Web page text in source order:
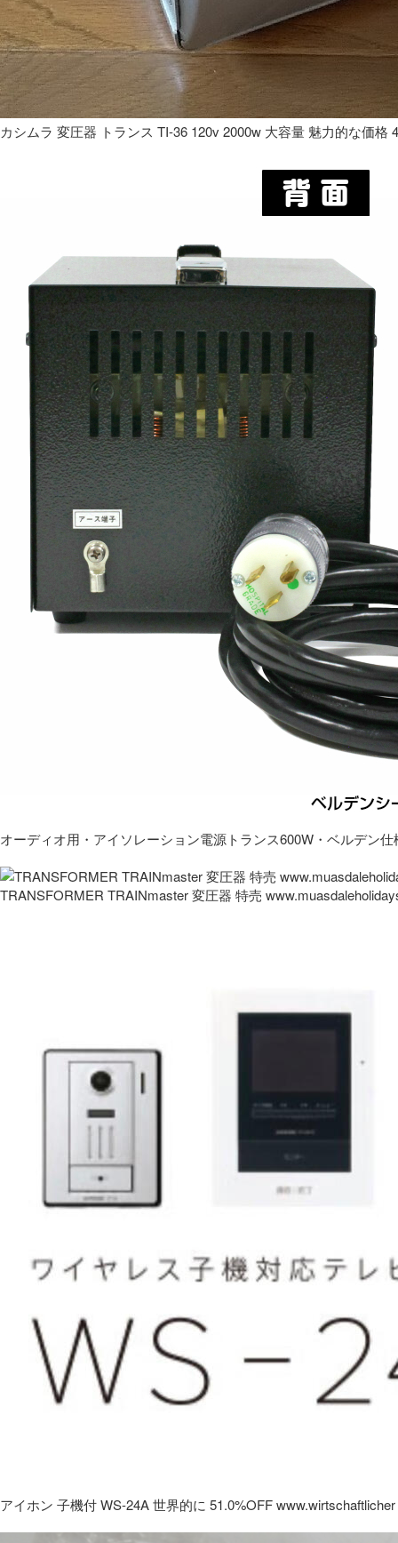
カシムラ 変圧器 トランス TI-36 120v 2000w 大容量 魅力的な価格
オーディオ用・アイソレーション電源トランス600W・ベルデン仕
TRANSFORMER TRAINmaster 変圧器 特売
アイホン 子機付 WS-24A 世界的に 51.0%OFF www.wirtschaftlicher